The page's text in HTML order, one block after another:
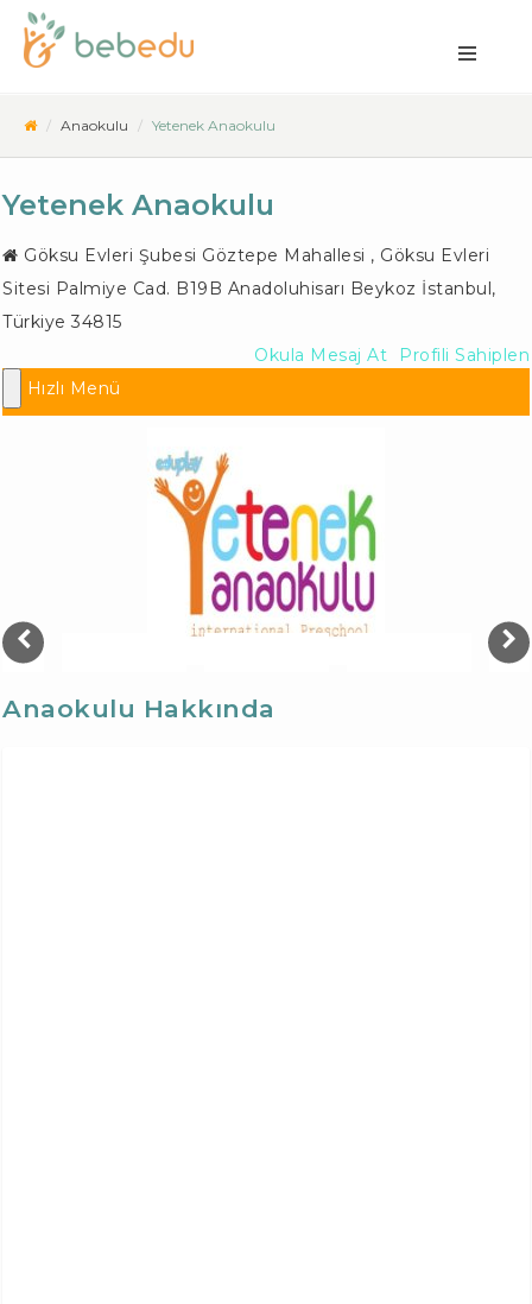
Anaokulu Yetenek Anaokulu
Yetenek Anaokulu
Göksu Evleri Şubesi Göztepe Mahallesi , Göksu Evleri
Sitesi Palmiye Cad. B19B Anadoluhisarı Beykoz İstanbul,
Türkiye 34815
Profili Sahiplen
Okula Mesaj At
Hızlı Menü
Anaokulu Hakkında